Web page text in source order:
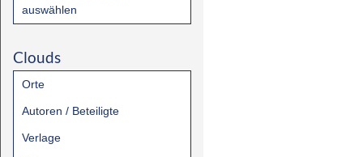
auswählen
Clouds
Orte
Autoren / Beteiligte
Verlage